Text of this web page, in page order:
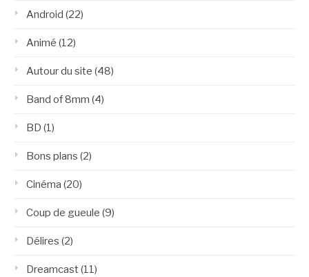
Android (22)
Animé (12)
Autour du site (48)
Band of 8mm (4)
BD (1)
Bons plans (2)
Cinéma (20)
Coup de gueule (9)
Délires (2)
Dreamcast(11)